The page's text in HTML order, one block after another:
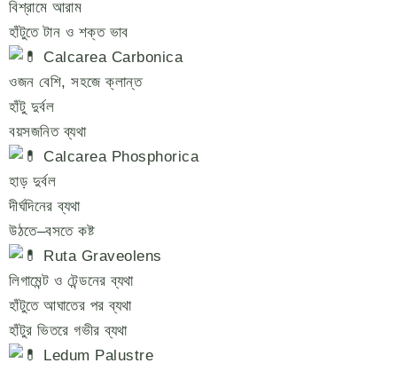
বিশ্রামে আরাম
হাঁটুতে টান ও শক্ত ভাব
Calcarea Carbonica
ওজন বেশি, সহজে ক্লান্ত
হাঁটু দুর্বল
বয়সজনিত ব্যথা
Calcarea Phosphorica
হাড় দুর্বল
দীর্ঘদিনের ব্যথা
উঠতে–বসতে কষ্ট
Ruta Graveolens
লিগামেন্ট ও টেন্ডনের ব্যথা
হাঁটুতে আঘাতের পর ব্যথা
হাঁটুর ভিতরে গভীর ব্যথা
Ledum Palustre